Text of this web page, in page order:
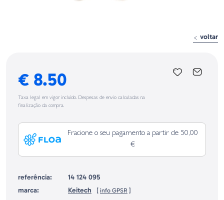
voltar
€ 8.50
Taxa legal em vigor incluído. Despesas de envio calculadas na
finalização da compra.
Fracione o seu pagamento a partir de 50,00
€
referência:
14 124 095
marca:
Keitech [ info GPSR ]